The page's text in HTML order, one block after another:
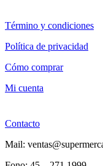
Término y condiciones
Política de privacidad
Cómo comprar
Mi cuenta
Contacto
Mail: